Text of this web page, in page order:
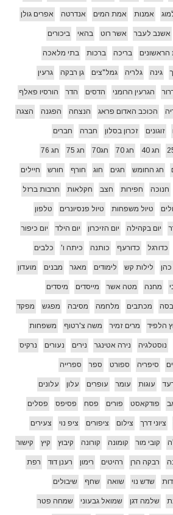
אמנות אמת המים אנדרטה אפרים גולן
אשנב לעבר אשר רוט בהאי ביכורים
הראשונים בריכה ברכות בתי מלאכה
גינה גלריה גמל"צים גן רבקה גרעין
הגרעין הרומני הדסים הדר הורסיו פאלף
הכוכב האדום פראג הנצחה הפגנה הצגה
זוגונים זכרון בסלון חברה חברים
חג 40 חג 70 חג70 חג 75 חג 76
חג החומש חגים חוג חורף חורש חיילים
חנוכה חפירות חצב חקלאות חרבות ברזל
טיול משפחות טיול פנסיונרים טלפון
יום בקהילה יום הזיכרון יום הילד יום כיפור
כדורגל כדורעף כותנה כיתה ו' כלבים
כהן לילות קש לימודים מאגר מבנים מועדון
מחנה מטה אשר מייסדים מיסדים
מכתבים מלחמה מסיבה מפגש מפקד
הלפיד מרים זמיר משה צ'רטוף משפחות
נוסטלגיה נירה אטינגר נירים נעורים נרקיס
סיפריה ספורט ספר ספרייה
עוגות עומר עופרים עלון עלונים
פודקאסט פורים פסח פסיפס פסלים
ציוני דרך צילום ציפורים ציפ נוי צעירים
קובי מור קומונה קורונה קיבוץ קיץ קישור
רבקה הרן רהיטים רימון רענן דוד רפת
שדש נוי שואה שחף שיבולים
שלמה דגן שמואל גבעוני שמחה פטר